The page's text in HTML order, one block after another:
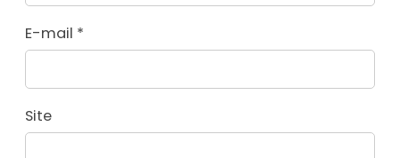
E-mail *
Site